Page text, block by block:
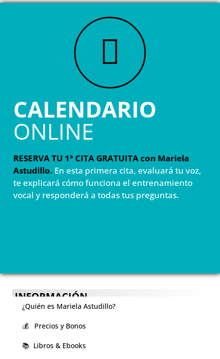
CALENDARIO
ONLINE
RESERVA TU 1ª CITA GRATUITA con Mariela
Astudillo. En esta primera cita, evaluará tu voz,
te explicará cómo funciona el entrenamiento
vocal y responderá a todas tus preguntas.
INFORMACIÓN
¿Quién es Mariela Astudillo?
💰 Precios y Bonos
📚 Libros & Ebooks